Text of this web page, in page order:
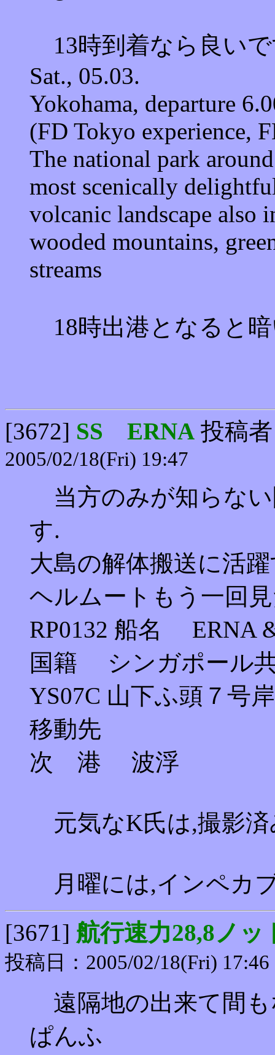
13時到着なら良い
Sat., 05.03.
Yokohama, departure
(FD Tokyo experience,
The national park
most scenically
volcanic landscape also
wooded mountains,
streams
18時出港となると
[3672] SS ERNA 投稿
2005/02/18(Fri) 19:47
当方のみが知らな
す.
大島の解体搬送に活
ヘルムートもう一回
RP0132 船名 ERNA
国籍 シンガポール
YS07C 山下ふ頭７号
移動先
次 港 波浮
元気なK氏は,撮影済
月曜には,インペカ
[3671] 航行速力28,8ノッ
投稿日：2005/02/18(Fri) 17:46
遠隔地の出来て間も
ぱんふ